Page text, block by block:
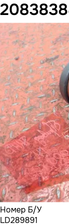
Номер Б/У
LD289891